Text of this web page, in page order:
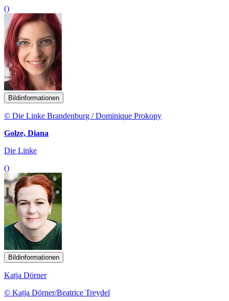
()
Bildinformationen
© Die Linke Brandenburg / Dominique Prokopy
Golze, Diana
Die Linke
()
Bildinformationen
Katja Dörner
© Katja Dörner/Beatrice Treydel